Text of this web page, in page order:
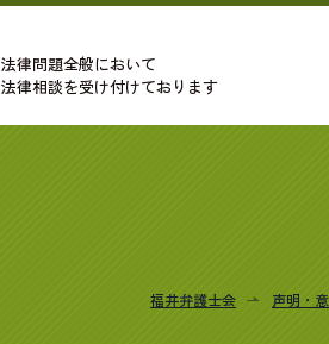
法律問題全般において
法律相談を受け付けております
福井弁護士会 声明・